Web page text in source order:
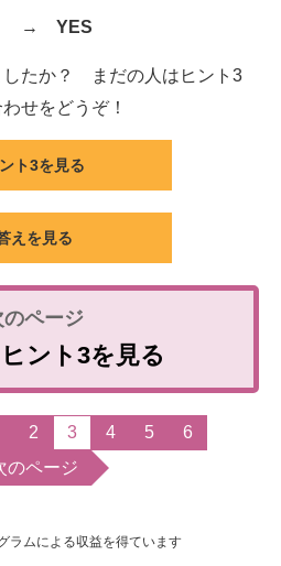
話題
？ → YES
たか？ まだの人はヒント3
せをどうぞ！
ト3を見る
えを見る
ヒント3を見る
2 3 4 5
6
のページ
ラムによる収益を得ています